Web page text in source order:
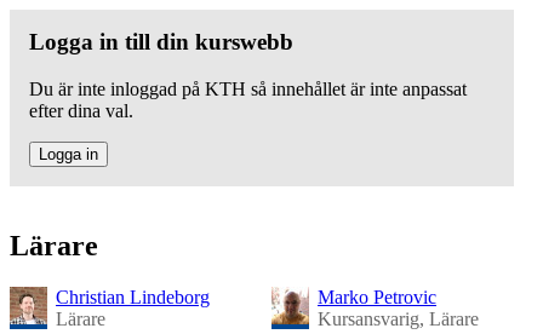
Logga in till din kurswebb
Du är inte inloggad på KTH så innehållet är inte anpassat
efter dina val.
Logga in
Lärare
Christian Lindeborg
Lärare
Marko Petrovic
Kursansvarig, Lärare